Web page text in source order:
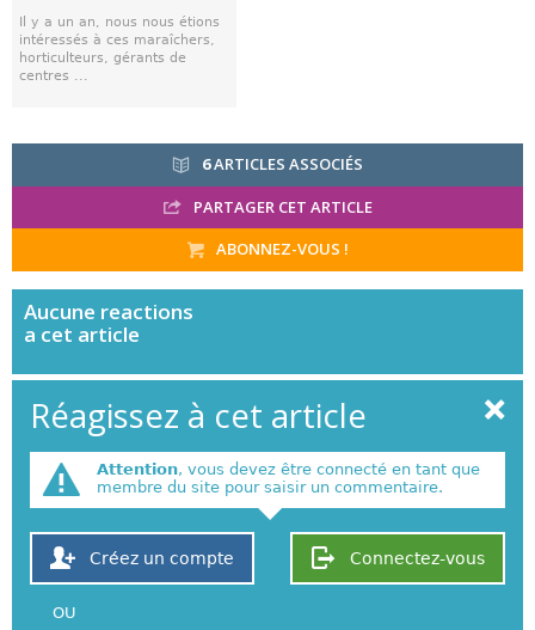
Il y a un an, nous nous étions
intéressés à ces maraîchers,
horticulteurs, gérants de
centres ...
6ARTICLES ASSOCIÉS
PARTAGER CET ARTICLE
ABONNEZ-VOUS !
Aucune reactions
a cet article
Réagissez à cet article
Attention, vous devez être connecté en tant que
membre du site pour saisir un commentaire.
Connectez-vous
Créez un compte
OU